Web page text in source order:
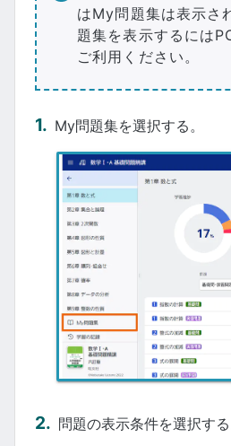
はMy問題集は表示さ
題集を表示するには
ご利用ください。
My問題集を選択する。
問題の表示条件を選択する